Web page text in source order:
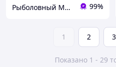
Рыболовный Магазин "Svit Primanki" 99%
1 2 3
Показано 1 - 29